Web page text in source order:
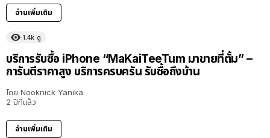
อ่านเพิ่มเติม
1.4k ดู
บริการรับซื้อ iPhone “MaKaiTeeTum มาขายที่ตั้ม” –
การันตีราคาสูง บริการครบครัน รับซื้อถึงบ้าน
โดย Nooknick Yanika
2 ปีที่แล้ว
อ่านเพิ่มเติม